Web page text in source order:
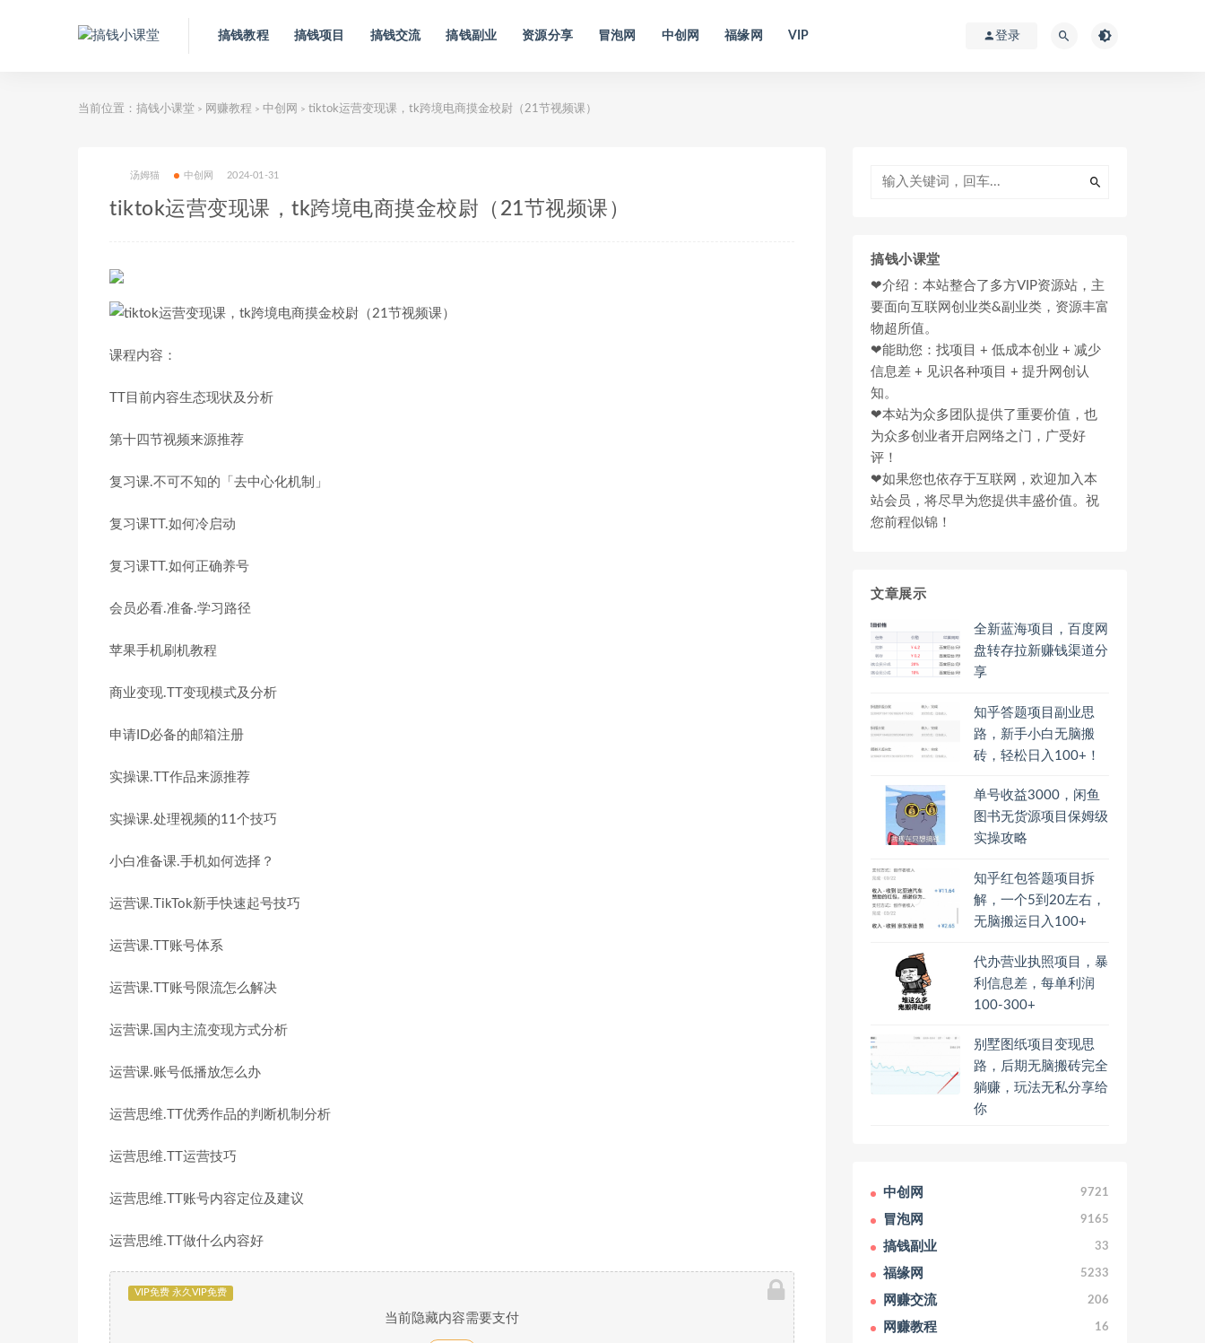
搞钱教程 搞钱项目 搞钱交流 搞钱副业 资源分享 冒泡网 中创网 福缘网 VIP 登录
当前位置： 搞钱小课堂 > 网赚教程 > 中创网 > tiktok运营变现课，tk跨境电商摸金校尉（21节视频课）
汤姆猫 中创网 2024-01-31
tiktok运营变现课，tk跨境电商摸金校尉（21节视频课）
课程内容：
TT目前内容生态现状及分析
第十四节视频来源推荐
复习课.不可不知的「去中心化机制」
复习课TT.如何冷启动
复习课TT.如何正确养号
会员必看.准备.学习路径
苹果手机刷机教程
商业变现.TT变现模式及分析
申请ID必备的邮箱注册
实操课.TT作品来源推荐
实操课.处理视频的11个技巧
小白准备课.手机如何选择？
运营课.TikTok新手快速起号技巧
运营课.TT账号体系
运营课.TT账号限流怎么解决
运营课.国内主流变现方式分析
运营课.账号低播放怎么办
运营思维.TT优秀作品的判断机制分析
运营思维.TT运营技巧
运营思维.TT账号内容定位及建议
运营思维.TT做什么内容好
VIP免费 永久VIP免费
当前隐藏内容需要支付
搞钱小课堂
❤介绍：本站整合了多方VIP资源站，主
要面向互联网创业类&副业类，资源丰富
物超所值。
❤能助您：找项目 + 低成本创业 + 减少
信息差 + 见识各种项目 + 提升网创认
知。
❤本站为众多团队提供了重要价值，也
为众多创业者开启网络之门，广受好
评！
❤如果您也依存于互联网，欢迎加入本
站会员，将尽早为您提供丰盛价值。祝
您前程似锦！
文章展示
全新蓝海项目，百度网
盘转存拉新赚钱渠道分
享
知乎答题项目副业思
路，新手小白无脑搬
砖，轻松日入100+！
单号收益3000，闲鱼
图书无货源项目保姆级
实操攻略
知乎红包答题项目拆
解，一个5到20左右，
无脑搬运日入100+
代办营业执照项目，暴
利信息差，每单利润
100-300+
别墅图纸项目变现思
路，后期无脑搬砖完全
躺赚，玩法无私分享给
你
中创网 9721
冒泡网 9165
搞钱副业 33
福缘网 5233
网赚交流 206
网赚教程 16